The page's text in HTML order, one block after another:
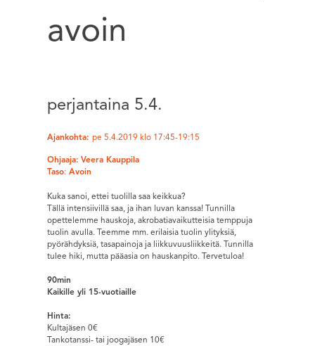
avoin
perjantaina 5.4.
Ajankohta:pe 5.4.2019 klo 17:45-19:15
Ohjaaja: Veera Kauppila
Taso: Avoin
Kuka sanoi, ettei tuolilla saa keikkua?
Tällä intensiivillä saa, ja ihan luvan kanssa! Tunnilla
opettelemme hauskoja, akrobatiavaikutteisia temppuja
tuolin avulla. Teemme mm. erilaisia tuolin ylityksiä,
pyörähdyksiä, tasapainoja ja liikkuvuusliikkeitä. Tunnilla
tulee hiki, mutta pääasia on hauskanpito. Tervetuloa!
90min
Kaikille yli 15-vuotiaille
Hinta:
Kultajäsen 0€
Tankotanssi- tai joogajäsen 10€